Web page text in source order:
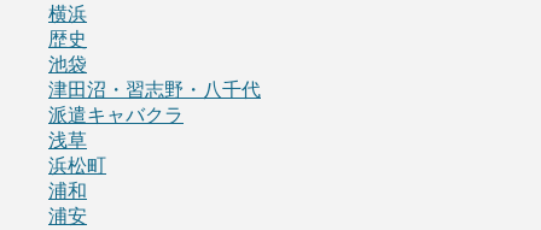
横浜
歴史
池袋
津田沼・習志野・八千代
派遣キャバクラ
浅草
浜松町
浦和
浦安